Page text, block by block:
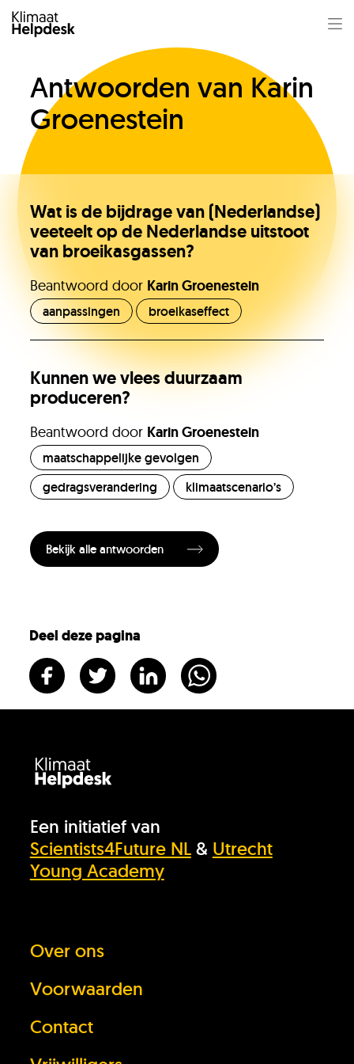
Antwoorden van Karin
Groenestein
Wat is de bijdrage van (Nederlandse)
veeteelt op de Nederlandse uitstoot
van broeikasgassen?
Beantwoord door Karin Groenestein
aanpassingen broeikaseffect
Kunnen we vlees duurzaam
produceren?
Beantwoord door Karin Groenestein
maatschappelijke gevolgen
gedragsverandering
klimaatscenario’s
Bekijk alle antwoorden
Deel deze pagina
Een initiatief van
Scientists4Future NL& Utrecht
Young Academy
Over ons
Voorwaarden
Contact
Jullie vragen
Onze experts
Vacatures
KlimaatLesSnacks
Onze organisatie
KH Kids
In behandeling